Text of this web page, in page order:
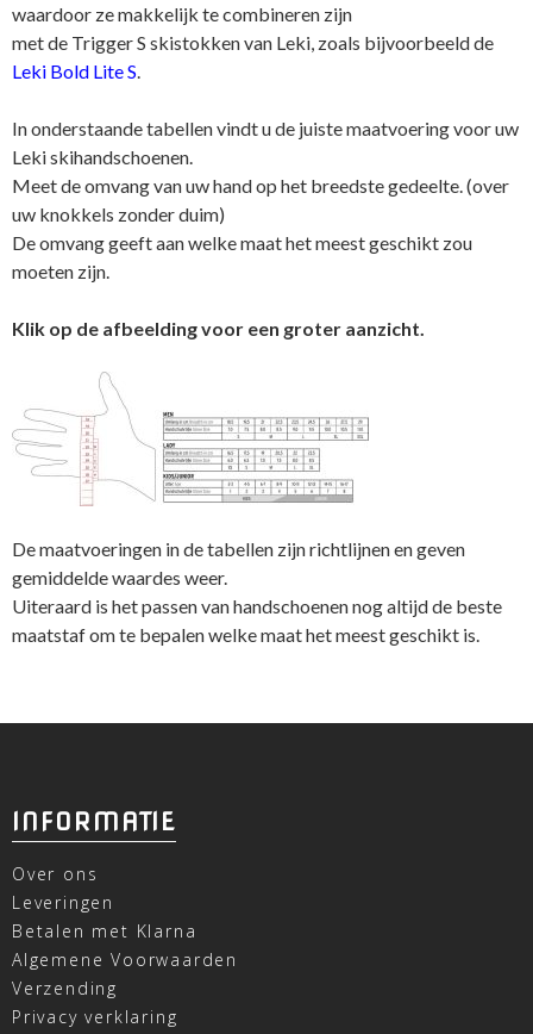
waardoor ze makkelijk te combineren zijn
met de Trigger S skistokken van Leki, zoals bijvoorbeeld de
Leki Bold Lite S.
In onderstaande tabellen vindt u de juiste maatvoering voor uw
Leki skihandschoenen.
Meet de omvang van uw hand op het breedste gedeelte. (over
uw knokkels zonder duim)
De omvang geeft aan welke maat het meest geschikt zou
moeten zijn.
Klik op de afbeelding voor een groter aanzicht.
De maatvoeringen in de tabellen zijn richtlijnen en geven
gemiddelde waardes weer.
Uiteraard is het passen van handschoenen nog altijd de beste
maatstaf om te bepalen welke maat het meest geschikt is.
INFORMATIE
Over ons
Leveringen
Betalen met Klarna
Algemene Voorwaarden
Verzending
Privacy verklaring